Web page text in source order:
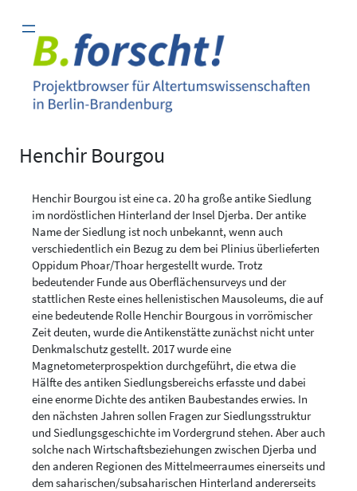
Inhalt
springen
Henchir Bourgou
Henchir Bourgou ist eine ca. 20 ha große antike Siedlung
im nordöstlichen Hinterland der Insel Djerba. Der antike
Name der Siedlung ist noch unbekannt, wenn auch
verschiedentlich ein Bezug zu dem bei Plinius überlieferten
Oppidum Phoar/Thoar hergestellt wurde. Trotz
bedeutender Funde aus Oberflächensurveys und der
stattlichen Reste eines hellenistischen Mausoleums, die auf
eine bedeutende Rolle Henchir Bourgous in vorrömischer
Zeit deuten, wurde die Antikenstätte zunächst nicht unter
Denkmalschutz gestellt. 2017 wurde eine
Magnetometerprospektion durchgeführt, die etwa die
Hälfte des antiken Siedlungsbereichs erfasste und dabei
eine enorme Dichte des antiken Baubestandes erwies. In
den nächsten Jahren sollen Fragen zur Siedlungsstruktur
und Siedlungsgeschichte im Vordergrund stehen. Aber auch
solche nach Wirtschaftsbeziehungen zwischen Djerba und
den anderen Regionen des Mittelmeerraumes einerseits und
dem saharischen/subsaharischen Hinterland andererseits